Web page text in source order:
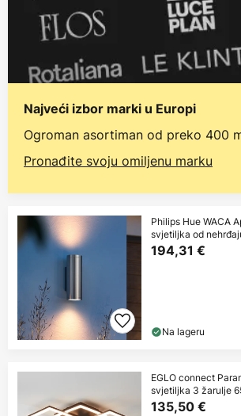
Najveći izbor marki u Europi
Ogroman asortiman od preko 400
Pronađite svoju omiljenu marku
Philips Hue WACA
svjetiljka od
194,31 €
Na lageru
EGLO connect
svjetiljka 3 žarulje
135,50 €